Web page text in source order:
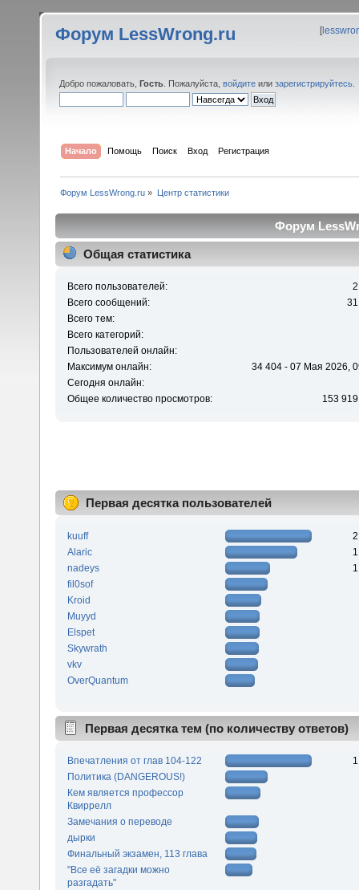
Форум LessWrong.ru [
Добро пожаловать, Гость . Пожалуйста, войдите или зарегистрируйтесь
Начало Помощь Поиск Вход Регистрация
Форум LessWrong.ru » Центр статистики
Форум
Общая статистика
Всего пользователей:
Всего сообщений:
Всего тем:
Всего категорий:
Пользователей онлайн:
Максимум онлайн:
34 404 - 07 Мая 2026,
Сегодня онлайн:
Общее количество просмотров:
153
Первая десятка пользователей
kuuff
Alaric
nadeys
fil0sof
Kroid
Muyyd
Elspet
Skywrath
vkv
OverQuantum
Первая десятка тем (по количеству ответов)
Впечатления от глав 104-122
Политика (DANGEROUS!)
Кем является профессор
Квиррелл
Замечания о переводе
дырки
Финальный экзамен, 113 глава
"Все её загадки можно
разгадать"